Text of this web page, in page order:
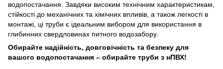
водопостачання. Завдяки високим технічним характеристикам,
стійкості до механічних та хімічних впливів, а також легкості в
монтажі, ці труби є ідеальним вибором для використання в
глибинних свердловинах питного водозабору.
Обирайте надійність, довговічність та безпеку для
вашого водопостачання – обирайте труби з нПВХ!